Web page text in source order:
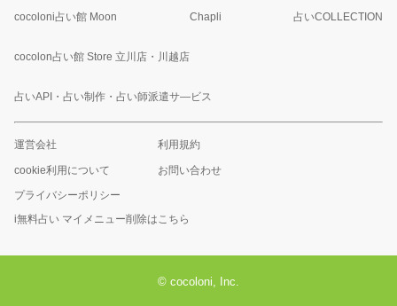
cocoloni占い館 Moon Chapli 占いCOLLECTION
cocolon占い館 Store 立川店・川越店
占いAPI・占い制作・占い師派遣サ―ビス
運営会社 利用規約
cookie利用について お問い合わせ
プライバシーポリシー
i無料占い マイメニュー削除はこちら
© cocoloni, Inc.